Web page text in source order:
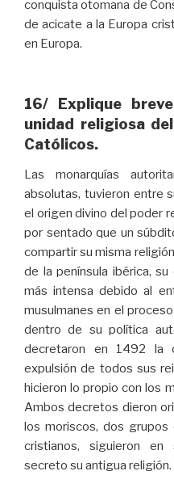
conquista otomana de
de acicate a la Europa
en Europa.
16/ Explique
unidad religiosa
Católicos.
Las monarquías
absolutas, tuvieron entre
el origen divino del poder
por sentado que un
compartir su misma
de la península ibérica,
más intensa debido al
musulmanes en el
dentro de su política
decretaron en 1492 la
expulsión de todos sus
hicieron lo propio con los
Ambos decretos dieron
los moriscos, dos
cristianos, siguieron en
secreto su antigua religión.